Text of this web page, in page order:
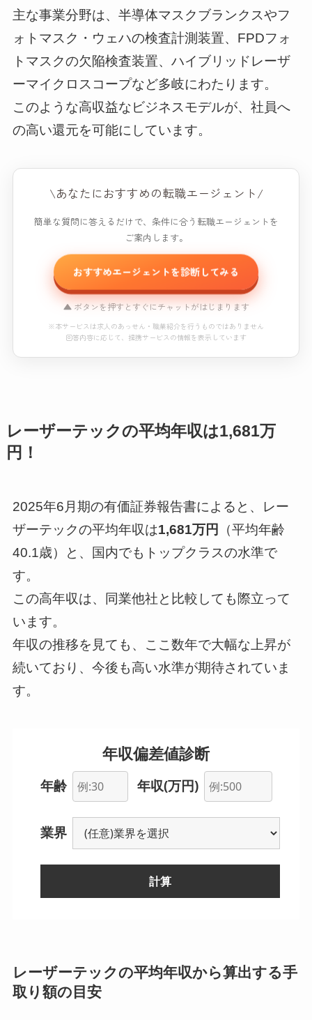
主な事業分野は、半導体マスクブランクスやフ
ォトマスク・ウェハの検査計測装置、FPDフォ
トマスクの欠陥検査装置、ハイブリッドレーザ
ーマイクロスコープなど多岐にわたります。
このような高収益なビジネスモデルが、社員へ
の高い還元を可能にしています。
\あなたにおすすめの転職エージェント/
簡単な質問に答えるだけで、条件に合う転職エージェントを
ご案内します。
おすすめエージェントを診断してみる
▲ ボタンを押すとすぐにチャットがはじまります
※本サービスは求人のあっせん・職業紹介を行うものではありません
回答内容に応じて、提携サービスの情報を表示しています
読み込み中...
レーザーテックの平均年収は1,681万
円！
2025年6月期の有価証券報告書によると、レー
ザーテックの平均年収は1,681万円
（平均年齢
40.1歳）と、国内でもトップクラスの水準で
す。
この高年収は、同業他社と比較しても際立って
います。
年収の推移を見ても、ここ数年で大幅な上昇が
続いており、今後も高い水準が期待されていま
す。
年収偏差値診断
年齢 年収(万円)
業界
計算
レーザーテックの平均年収から算出する手
取り額の目安